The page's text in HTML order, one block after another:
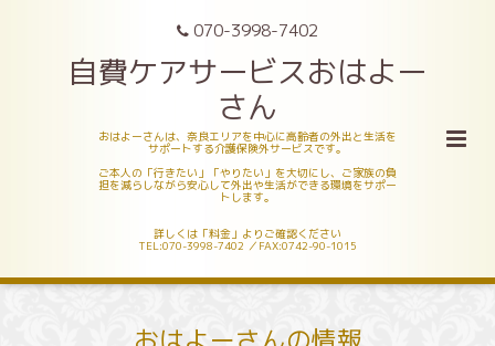
070-3998-7402
自費ケアサービスおはよー
さん
おはよーさんは、奈良エリアを中心に高齢者の外出と生活を
サポートする介護保険外サービスです。
ご本人の「行きたい」「やりたい」を大切にし、ご家族の負
担を減らしながら安心して外出や生活ができる環境をサポー
トします。
詳しくは「料金」よりご確認ください
TEL:070-3998-7402 ／FAX:0742-90-1015